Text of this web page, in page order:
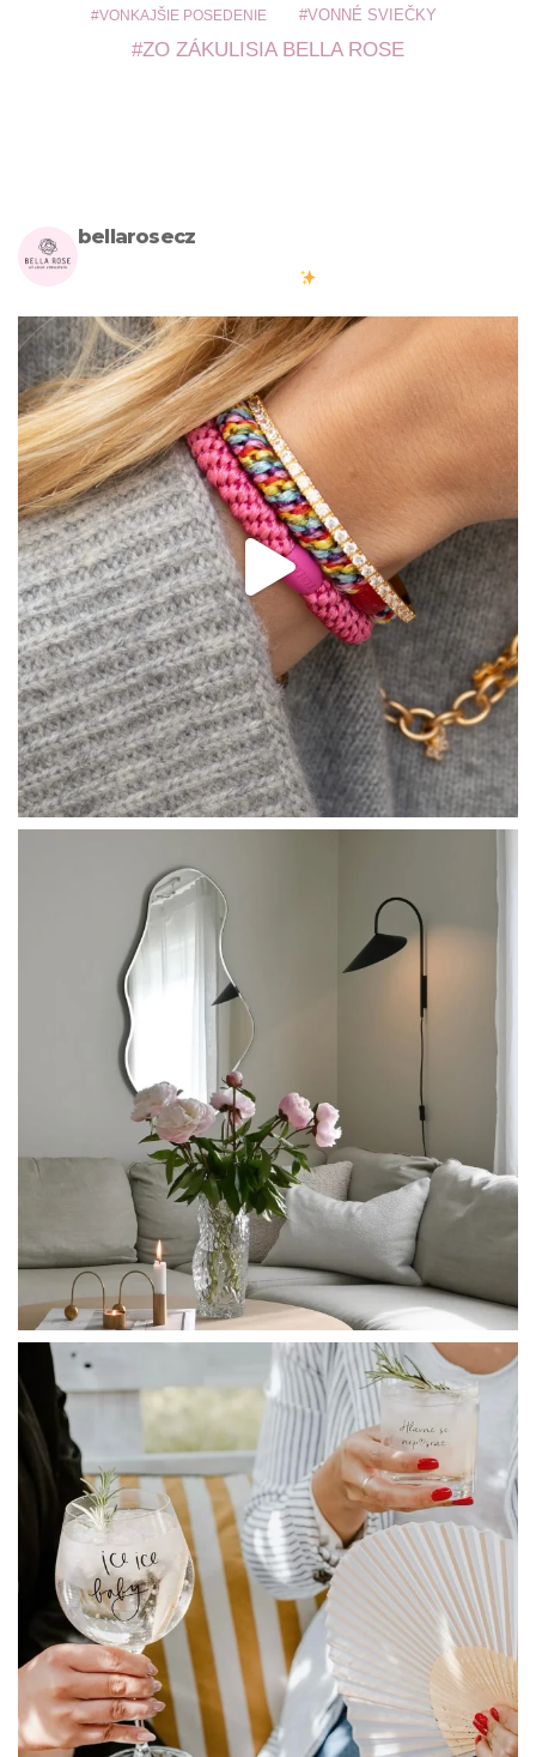
VONKAJŠIE POSEDENIE VONNÉ SVIEČKY
ZO ZÁKULISIA BELLA ROSE
bellarosecz